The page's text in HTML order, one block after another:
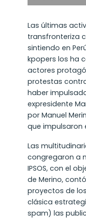
Las últimas
transfronteriza
sintiendo en
kpopers los ha
actores
protestas
haber
expresidente
por Manuel
que impulsaron
Las
congregaron a
IPSOS, con el
de Merino,
proyectos de los
clásica
spam) las